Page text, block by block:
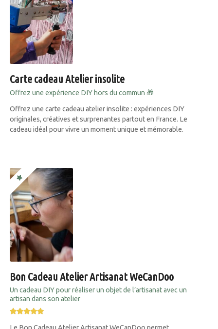
Carte cadeau Atelier insolite
Offrez une expérience DIY hors du commun 🎁
Offrez une carte cadeau atelier insolite : expériences DIY
originales, créatives et surprenantes partout en France. Le
cadeau idéal pour vivre un moment unique et mémorable.
Bon Cadeau Atelier Artisanat WeCanDoo
Un cadeau DIY pour réaliser un objet de l’artisanat avec un
artisan dans son atelier